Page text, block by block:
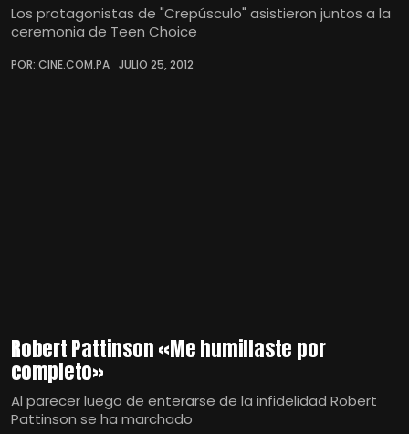
Los protagonistas de "Crepúsculo" asistieron juntos a la
ceremonia de Teen Choice
POR: CINE.COM.PA JULIO 25, 2012
Robert Pattinson «Me humillaste por
completo»
Al parecer luego de enterarse de la infidelidad Robert
Pattinson se ha marchado